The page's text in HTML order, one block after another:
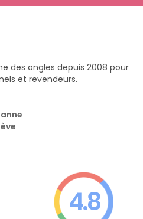
des ongles depuis 2008 pour
et revendeurs.
4.8